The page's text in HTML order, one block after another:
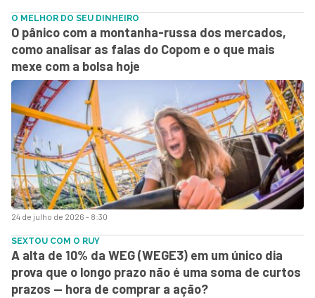
24 de julho de 2026 - 8:30
O MELHOR DO SEU DINHEIRO
O pânico com a montanha-russa dos mercados,
como analisar as falas do Copom e o que mais
mexe com a bolsa hoje
SEXTOU COM O RUY
A alta de 10% da WEG (WEGE3) em um único dia
prova que o longo prazo não é uma soma de curtos
prazos — hora de comprar a ação?